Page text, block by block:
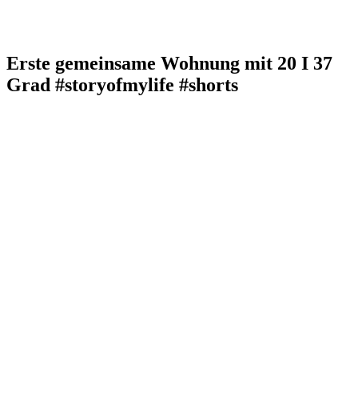
Erste gemeinsame Wohnung mit 20 I 37
Grad #storyofmylife #shorts